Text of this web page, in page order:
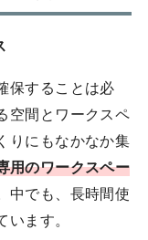
保することは必
空間とワークスペ
りにもなかなか集
用のワークスペー
中でも、長時間使
います。